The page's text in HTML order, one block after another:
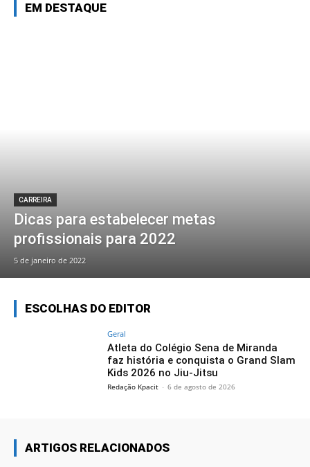
EM DESTAQUE
CARREIRA
Dicas para estabelecer metas
profissionais para 2022
5 de janeiro de 2022
ESCOLHAS DO EDITOR
Geral
Atleta do Colégio Sena de Miranda
faz história e conquista o Grand Slam
Kids 2026 no Jiu-Jitsu
Redação Kpacit - 6 de agosto de 2026
ARTIGOS RELACIONADOS